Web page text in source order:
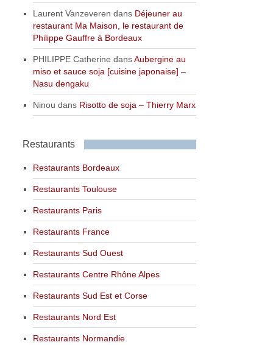
Laurent Vanzeveren dans Déjeuner au
restaurant Ma Maison, le restaurant de
Philippe Gauffre à Bordeaux
PHILIPPE Catherine dansAubergine au
miso et sauce soja [cuisine japonaise] –
Nasu dengaku
Ninou dans Risotto de soja – Thierry Marx
Restaurants
Restaurants Bordeaux
Restaurants Toulouse
Restaurants Paris
Restaurants France
Restaurants Sud Ouest
Restaurants Centre Rhône Alpes
Restaurants Sud Est et Corse
Restaurants Nord Est
Restaurants Normandie